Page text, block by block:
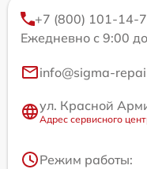
+7 (800) 101-14-
Ежедневно с 9:00
info@sigma-
ул. Красной
Адрес сервисного
Режим работы: